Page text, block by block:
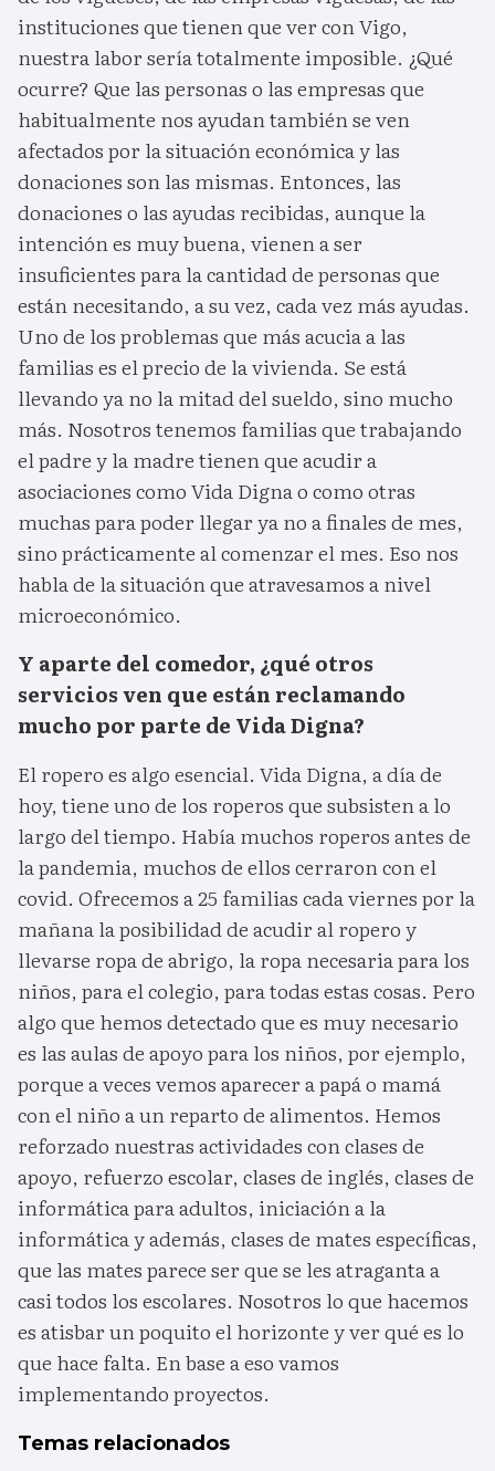
instituciones que tienen que ver con Vigo,
nuestra labor sería totalmente imposible. ¿Qué
ocurre? Que las personas o las empresas que
habitualmente nos ayudan también se ven
afectados por la situación económica y las
donaciones son las mismas. Entonces, las
donaciones o las ayudas recibidas, aunque la
intención es muy buena, vienen a ser
insuficientes para la cantidad de personas que
están necesitando, a su vez, cada vez más ayudas.
Uno de los problemas que más acucia a las
familias es el precio de la vivienda. Se está
llevando ya no la mitad del sueldo, sino mucho
más. Nosotros tenemos familias que trabajando
el padre y la madre tienen que acudir a
asociaciones como Vida Digna o como otras
muchas para poder llegar ya no a finales de mes,
sino prácticamente al comenzar el mes. Eso nos
habla de la situación que atravesamos a nivel
microeconómico.
Y aparte del comedor, ¿qué otros
servicios ven que están reclamando
mucho por parte de Vida Digna?
El ropero es algo esencial. Vida Digna, a día de
hoy, tiene uno de los roperos que subsisten a lo
largo del tiempo. Había muchos roperos antes de
la pandemia, muchos de ellos cerraron con el
covid. Ofrecemos a 25 familias cada viernes por la
mañana la posibilidad de acudir al ropero y
llevarse ropa de abrigo, la ropa necesaria para los
niños, para el colegio, para todas estas cosas. Pero
algo que hemos detectado que es muy necesario
es las aulas de apoyo para los niños, por ejemplo,
porque a veces vemos aparecer a papá o mamá
con el niño a un reparto de alimentos. Hemos
reforzado nuestras actividades con clases de
apoyo, refuerzo escolar, clases de inglés, clases de
informática para adultos, iniciación a la
informática y además, clases de mates específicas,
que las mates parece ser que se les atraganta a
casi todos los escolares. Nosotros lo que hacemos
es atisbar un poquito el horizonte y ver qué es lo
que hace falta. En base a eso vamos
implementando proyectos.
Temas relacionados